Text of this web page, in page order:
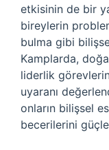
etkisinin de bir
bireylerin
bulma gibi
Kamplarda,
liderlik
uyaranı
onların bilişsel
becerilerini